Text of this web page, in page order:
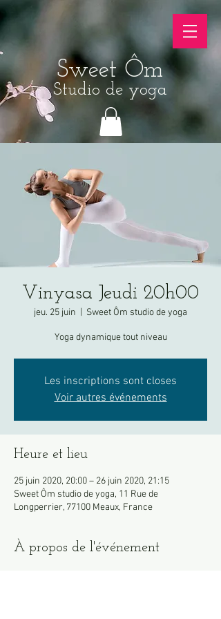
Sweet Ôm
Studio de yoga
Vinyasa Jeudi 20h00
jeu. 25 juin Sweet Ôm studio de yoga
Yoga dynamique tout niveau
Les inscriptions sont closes
Voir autres événements
Heure et lieu
25 juin 2020, 20:00 – 26 juin 2020, 21:15
Sweet Ôm studio de yoga, 11 Rue de
Longperrier, 77100 Meaux, France
À propos de l'événement